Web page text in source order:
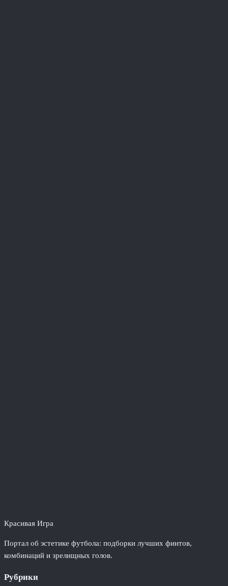
Красивая Игра
Портал об эстетике футбола: подборки лучших финтов,
комбинаций и зрелищных голов.
Рубрики